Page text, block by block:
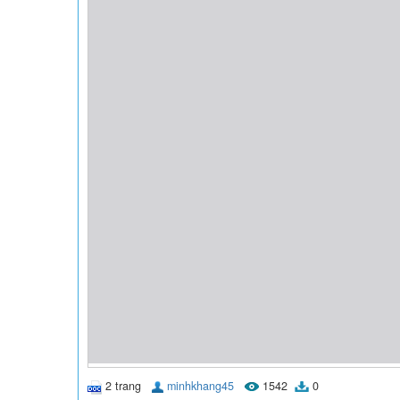
2 trang minhkhang45 1542 0